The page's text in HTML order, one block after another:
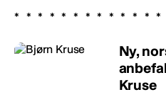
Ny,
Kruse